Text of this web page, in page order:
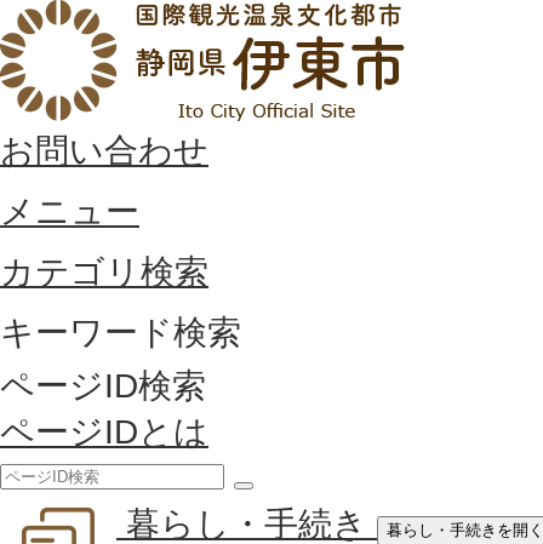
お問い合わせ
メニュー
カテゴリ検索
キーワード検索
ページID検索
ページIDとは
索
暮らし・手続き 暮らし・手続きを開く